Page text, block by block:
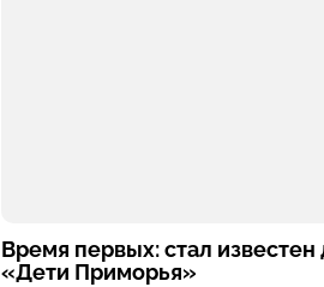
Время первых: стал известен
«Дети Приморья»